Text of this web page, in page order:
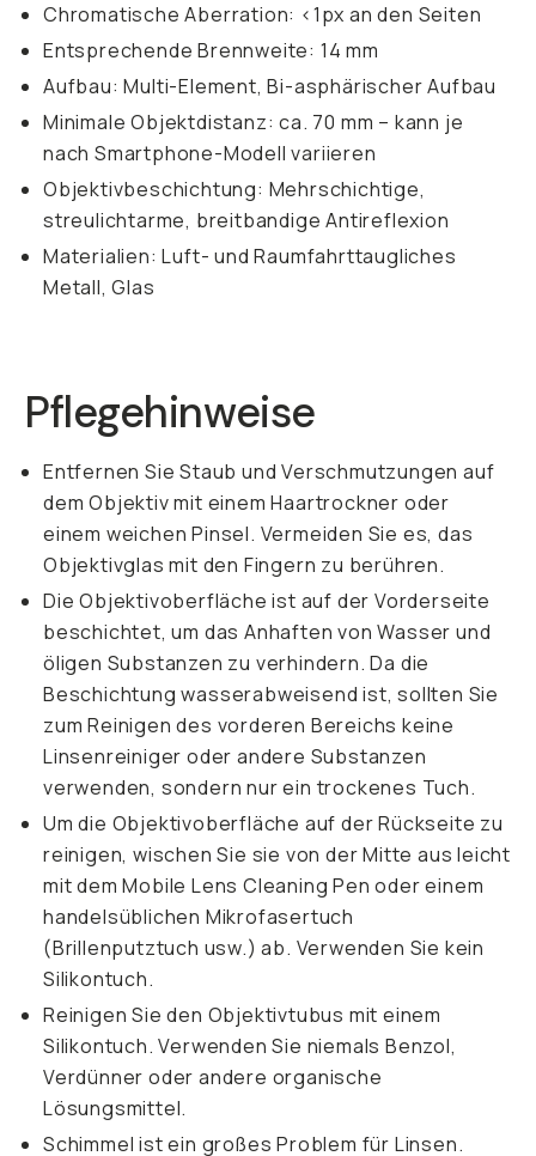
Chromatische Aberration: <1px an den Seiten
Entsprechende Brennweite: 14 mm
Aufbau: Multi-Element, Bi-asphärischer Aufbau
Minimale Objektdistanz: ca. 70 mm – kann je
nach Smartphone-Modell variieren
Objektivbeschichtung: Mehrschichtige,
streulichtarme, breitbandige Antireflexion
Materialien: Luft- und Raumfahrttaugliches
Metall, Glas
Pflegehinweise
Entfernen Sie Staub und Verschmutzungen auf
dem Objektiv mit einem Haartrockner oder
einem weichen Pinsel. Vermeiden Sie es, das
Objektivglas mit den Fingern zu berühren.
Die Objektivoberfläche ist auf der Vorderseite
beschichtet, um das Anhaften von Wasser und
öligen Substanzen zu verhindern. Da die
Beschichtung wasserabweisend ist, sollten Sie
zum Reinigen des vorderen Bereichs keine
Linsenreiniger oder andere Substanzen
verwenden, sondern nur ein trockenes Tuch.
Um die Objektivoberfläche auf der Rückseite zu
reinigen, wischen Sie sie von der Mitte aus leicht
mit dem Mobile Lens Cleaning Pen oder einem
handelsüblichen Mikrofasertuch
(Brillenputztuch usw.) ab. Verwenden Sie kein
Silikontuch.
Reinigen Sie den Objektivtubus mit einem
Silikontuch. Verwenden Sie niemals Benzol,
Verdünner oder andere organische
Lösungsmittel.
Schimmel ist ein großes Problem für Linsen.